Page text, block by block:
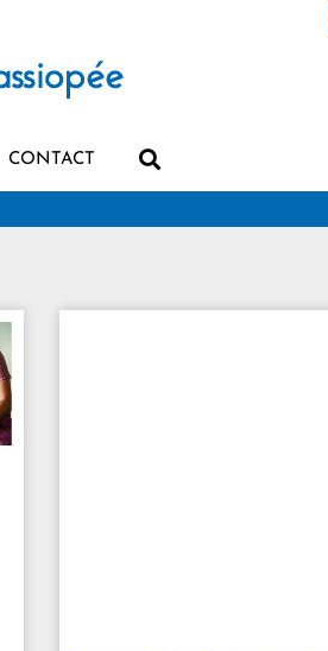
CONTACT